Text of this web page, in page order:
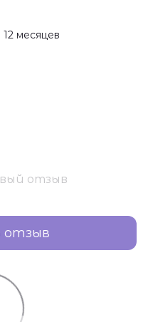
месяцев
отзыв
отзыв